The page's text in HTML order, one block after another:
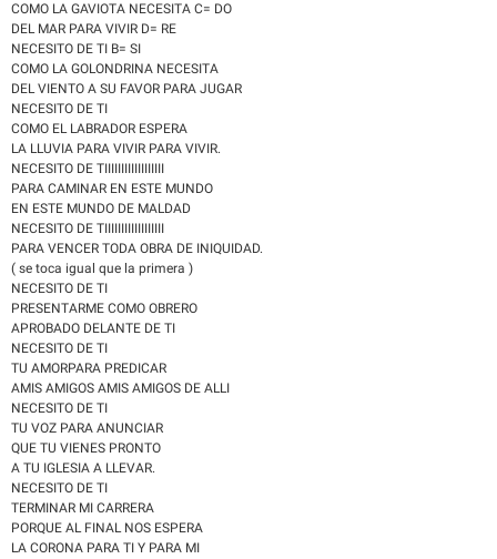
COMO LA GAVIOTA NECESITA C= DO
DEL MAR PARA VIVIR D= RE
NECESITO DE TI B= SI
COMO LA GOLONDRINA NECESITA
DEL VIENTO A SU FAVOR PARA JUGAR
NECESITO DE TI
COMO EL LABRADOR ESPERA
LA LLUVIA PARA VIVIR PARA VIVIR.
NECESITO DE TIIIIIIIIIIIIIIIIII
PARA CAMINAR EN ESTE MUNDO
EN ESTE MUNDO DE MALDAD
NECESITO DE TIIIIIIIIIIIIIIIIII
PARA VENCER TODA OBRA DE INIQUIDAD.
( se toca igual que la primera )
NECESITO DE TI
PRESENTARME COMO OBRERO
APROBADO DELANTE DE TI
NECESITO DE TI
TU AMORPARA PREDICAR
AMIS AMIGOS AMIS AMIGOS DE ALLI
NECESITO DE TI
TU VOZ PARA ANUNCIAR
QUE TU VIENES PRONTO
A TU IGLESIA A LLEVAR.
NECESITO DE TI
TERMINAR MI CARRERA
PORQUE AL FINAL NOS ESPERA
LA CORONA PARA TI Y PARA MI